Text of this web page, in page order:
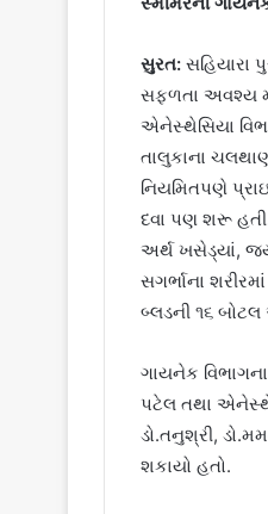
સુરત: સહિયારા
સફળતા અવશ્ય
એનેસ્થેસિયા
તાલુકાના ચલથાણ
નિયમિતપણે
દવા પણ શરૂ
અર્થ ખસેડ્યાં,
સગર્ભાના
બ્લડની ૧૬
ગાયનેક
પટેલ તથા
ડો.તનુશ્રી,
શકાયો હતો.